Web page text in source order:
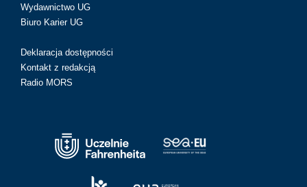
Wydawnictwo UG
Biuro Karier UG
Deklaracja dostępności
Kontakt z redakcją
Radio MORS